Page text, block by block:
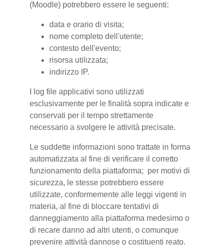
(Moodle) potrebbero essere le seguenti:
data e orario di visita;
nome completo dell'utente;
contesto dell'evento;
risorsa utilizzata;
indirizzo IP.
I log file applicativi sono utilizzati
esclusivamente per le finalità sopra indicate e
conservati per il tempo strettamente
necessario a svolgere le attività precisate.
Le suddette informazioni sono trattate in forma
automatizzata al fine di verificare il corretto
funzionamento della piattaforma; per motivi di
sicurezza, le stesse potrebbero essere
utilizzate, conformemente alle leggi vigenti in
materia, al fine di bloccare tentativi di
danneggiamento alla piattaforma medesimo o
di recare danno ad altri utenti, o comunque
prevenire attività dannose o costituenti reato.